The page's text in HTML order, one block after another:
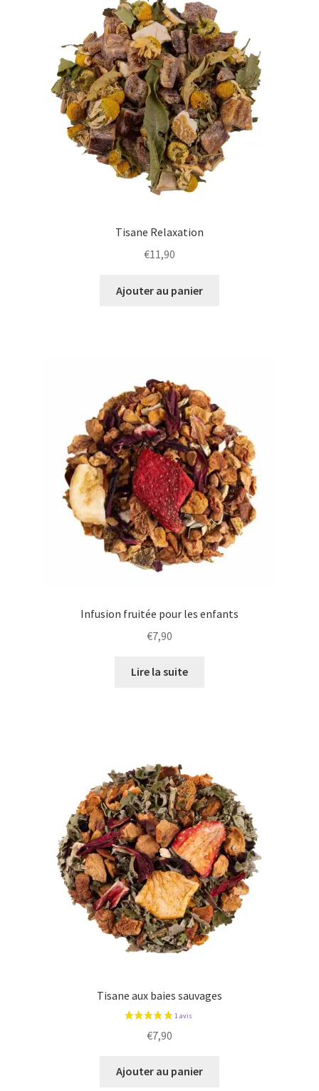
Tisane Relaxation
€11,90
Ajouter au panier
Infusion fruitée pour les enfants
€7,90
Lire la suite
Tisane aux baies sauvages
€7,90
Ajouter au panier